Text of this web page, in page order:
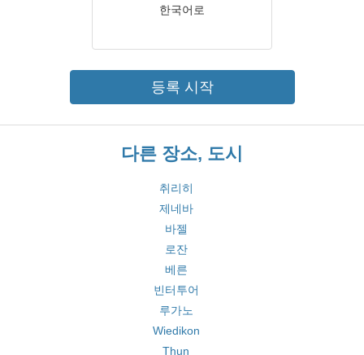
한국어로
등록 시작
다른 장소, 도시
취리히
제네바
바젤
로잔
베른
빈터투어
루가노
Wiedikon
Thun